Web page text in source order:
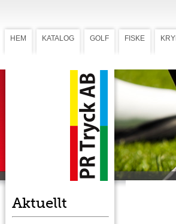
HEM KATALOG GOLF FISKE
Aktuellt
Spinnare
En tung, 25 g,
Myran. Kropp i
samt försedd
för lax och
Ladda ner